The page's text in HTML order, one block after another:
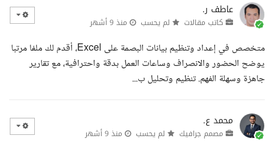
عاطف ر.
كاتب مقالات لم يحسب منذ 9 أشهر
متخصص في إعداد وتنظيم بيانات البصمة على Excel، أقدم لك ملفا مرتبا
يوضح الحضور والانصراف وساعات العمل بدقة واحترافية، مع تقارير
جاهزة وسهلة الفهم. تنظيم وتحليل ب...
محمد ع.
مصمم جرافيك لم يحسب منذ 9 أشهر